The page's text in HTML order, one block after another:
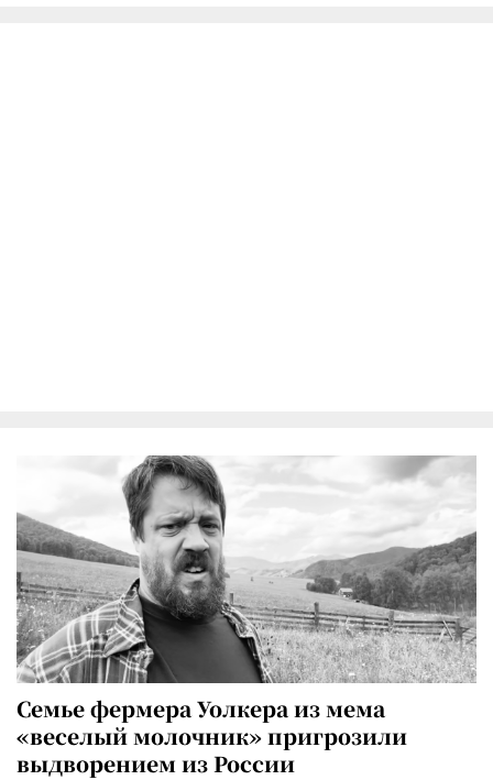
Семье фермера Уолкера из мема
«веселый молочник» пригрозили
выдворением из России